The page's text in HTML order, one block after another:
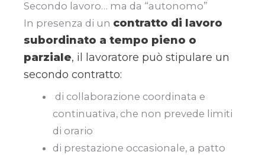
Secondo lavoro… ma da “autonomo”
In presenza di un contratto di lavoro
subordinato a tempo pieno o
parziale, il lavoratore può stipulare un
secondo contratto:
di collaborazione coordinata e
continuativa, che non prevede limiti
di orario
di prestazione occasionale, a patto